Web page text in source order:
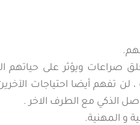
صراعات ويؤثر على حياتهم
أيضا احتياجات الآخرين
الذكي مع الطرف الاخر .
و المهنية.